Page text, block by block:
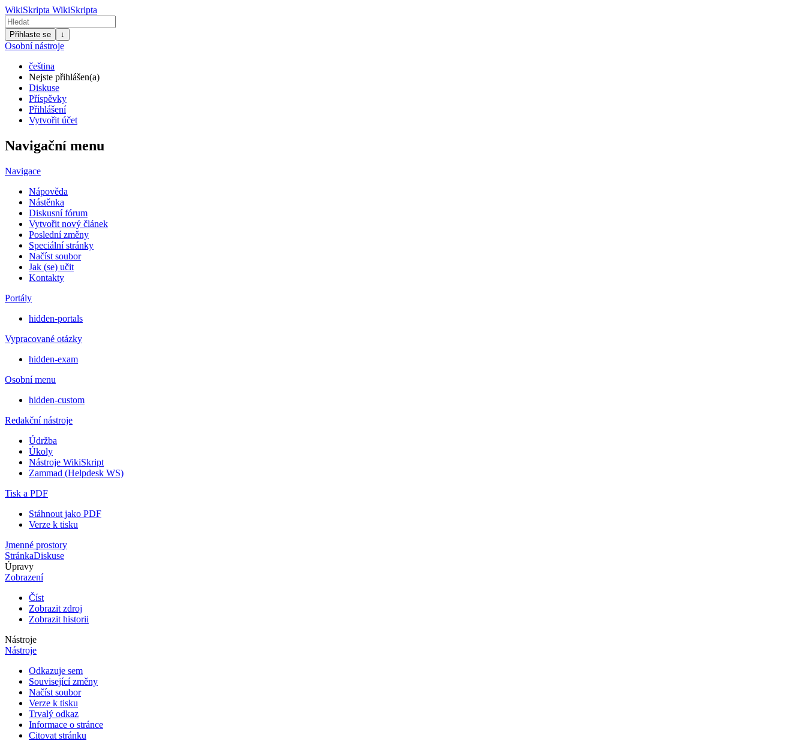
WikiSkripta WikiSkripta
Přihlaste se ↓
Osobní nástroje
čeština
Nejste přihlášen(a)
Diskuse
Příspěvky
Přihlášení
Vytvořit účet
Navigační menu
Navigace
Nápověda
Nástěnka
Diskusní fórum
Vytvořit nový článek
Poslední změny
Speciální stránky
Načíst soubor
Jak (se) učit
Kontakty
Portály
hidden-portals
Vypracované otázky
hidden-exam
Osobní menu
hidden-custom
Redakční nástroje
Údržba
Úkoly
Nástroje WikiSkript
Zammad (Helpdesk WS)
Tisk a PDF
Stáhnout jako PDF
Verze k tisku
Jmenné prostory
StránkaDiskuse
Úpravy
Zobrazení
Číst
Zobrazit zdroj
Zobrazit historii
Nástroje
Nástroje
Odkazuje sem
Související změny
Načíst soubor
Verze k tisku
Trvalý odkaz
Informace o stránce
Citovat stránku